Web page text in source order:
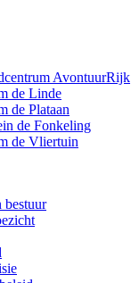
AvontuurRijk
de Linde
de Plataan
de Fonkeling
de Vliertuin
bestuur